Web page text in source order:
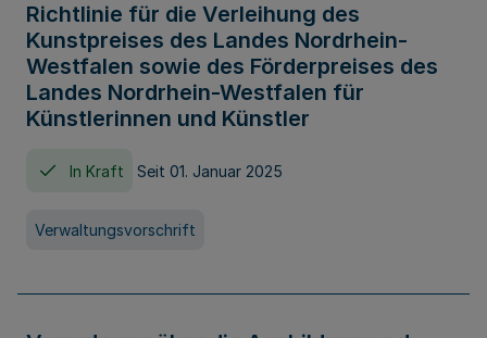
Richtlinie für die Verleihung des
Kunstpreises des Landes Nordrhein-
Westfalen sowie des Förderpreises des
Landes Nordrhein-Westfalen für
Künstlerinnen und Künstler
In Kraft Seit 01. Januar 2025
Verwaltungsvorschrift